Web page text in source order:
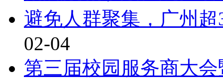
避免人群聚集，广州
02-04
第三届校园服务商大